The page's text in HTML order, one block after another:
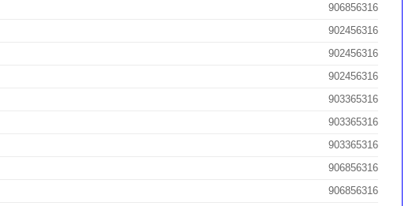
906856316
902456316
902456316
902456316
903365316
903365316
903365316
906856316
906856316